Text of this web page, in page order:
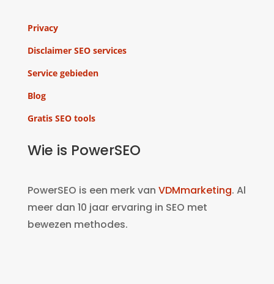
Privacy
Disclaimer SEO services
Service gebieden
Blog
Gratis SEO tools
Wie is PowerSEO
PowerSEO is een merk van VDMmarketing. Al
meer dan 10 jaar ervaring in SEO met
bewezen methodes.